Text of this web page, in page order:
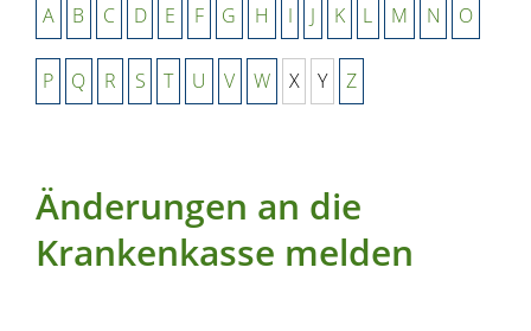
A B C D E F G H I J K L M N O
P Q R S T U V W X Y Z
Änderungen an die
Krankenkasse melden